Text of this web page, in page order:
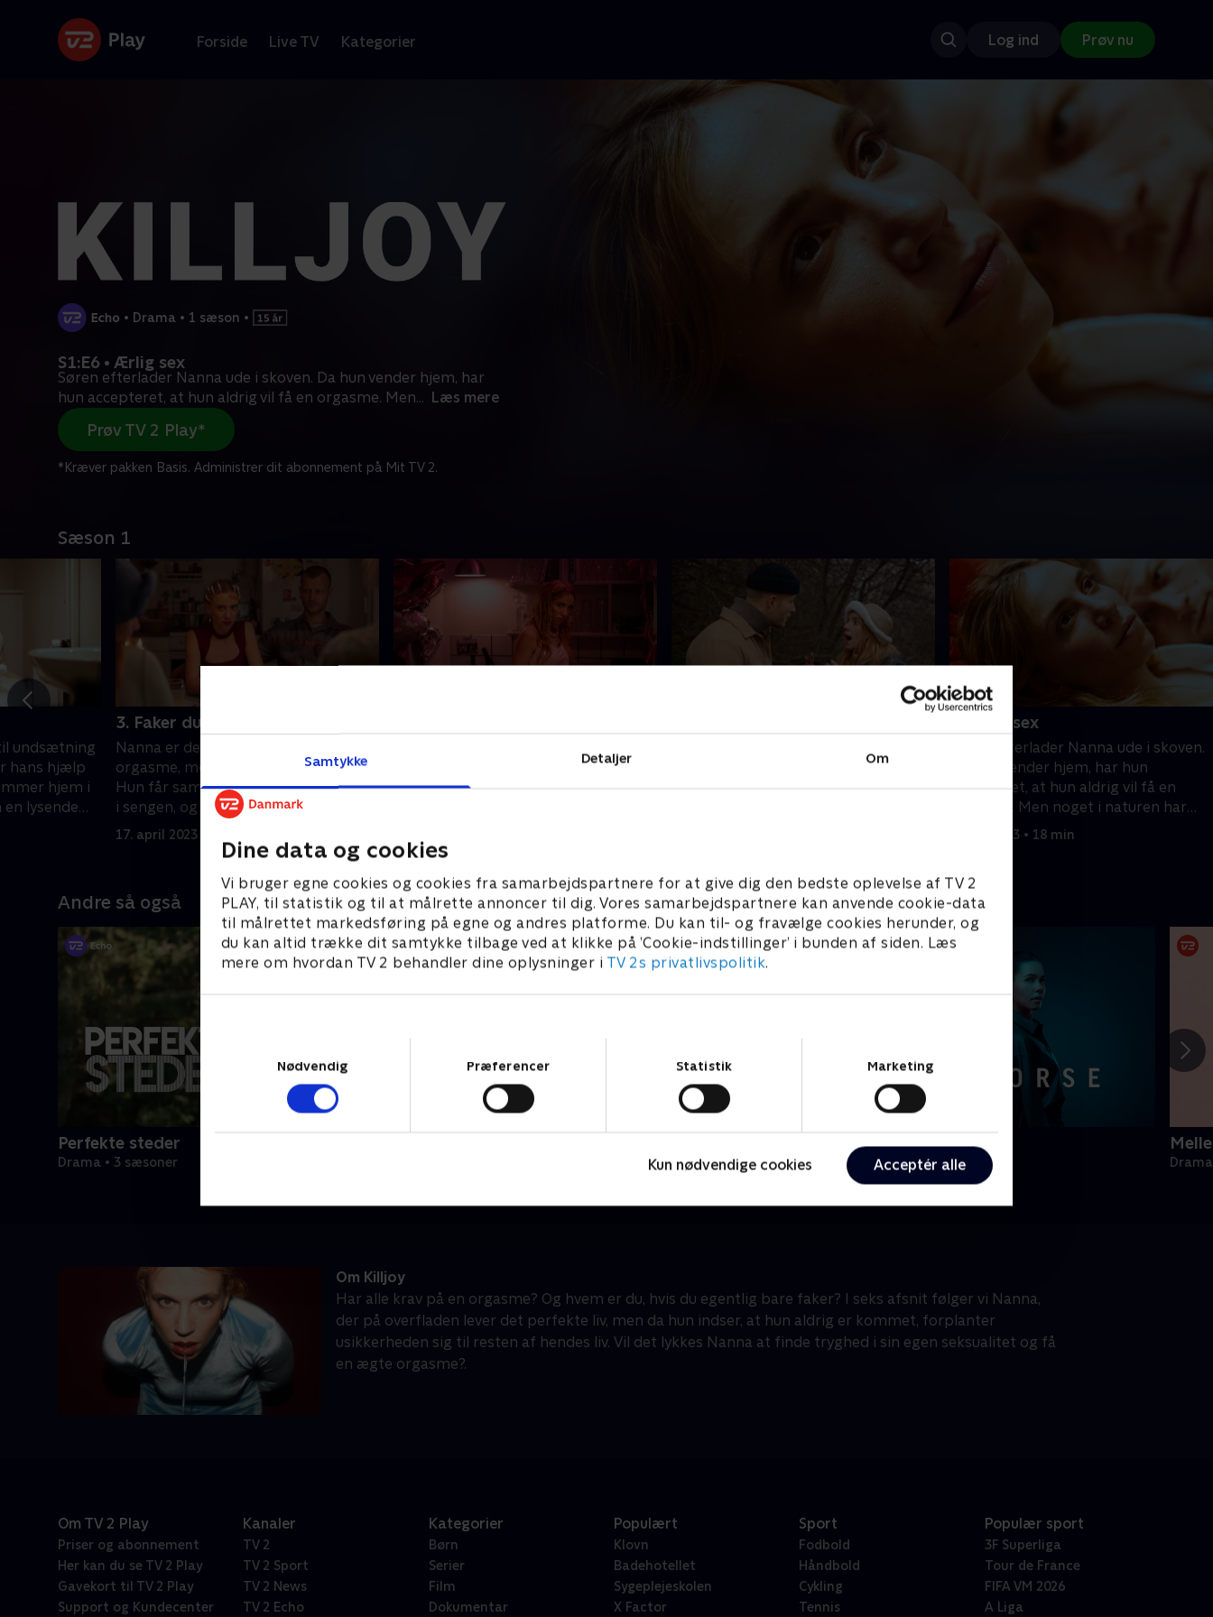
Samtykke Detaljer Om
Dine data og cookies
Vi bruger egne cookies og cookies fra samarbejdspartnere for at give dig den bedste oplevelse af TV 2
PLAY, til statistik og til at målrette annoncer til dig. Vores samarbejdspartnere kan anvende cookie-data
til målrettet markedsføring på egne og andres platforme. Du kan til- og fravælge cookies herunder, og
du kan altid trække dit samtykke tilbage ved at klikke på ’Cookie-indstillinger’ i bunden af siden. Læs
mere om hvordan TV 2 behandler dine oplysninger i TV 2s privatlivspolitik.
Nødvendig
Præferencer Statistik Marketing
Kun nødvendige cookies Acceptér alle
Forside Live TV Kategorier Log ind Prøv nu
• Drama • 1 sæson •
S1:E6 • Ærlig sex
Søren efterlader Nanna ude i skoven. Da hun vender hjem, har
hun accepteret, at hun aldrig vil få en orgasme. Men... Læs mere
Prøv TV 2 Play*
*Kræver pakken Basis. Administrer dit abonnement på Mit TV 2.
Sæson 1
undsætning
hans hjælp
hjem i
lysende
3. Faker du hver gang?
Nanna er desperat efter at opleve en
orgasme, men hvor langt tør hun gå?
Hun får samtidig sværere ved at fake
i sengen, og Søren begynder at fatte
mistanke
17. april 2023 • 18 min
være fest. Men hun er nedtrykt og har
svært ved at tage sin plads til festen. I
at puste nyt liv i forholdet, men en
6. Ærlig sex
Søren efterlader Nanna ude i skoven.
Da hun vender hjem, har hun
accepteret, at hun aldrig vil få en
orgasme. Men noget i naturen har
tændt en urkraft i hende
1. maj 2023 • 18 min
Andre så også
Perfekte steder
Drama • 3 sæsoner
Dark Horse
Drama • 1 sæsoner
Om Killjoy
Har alle krav på en orgasme? Og hvem er du, hvis du egentlig bare faker? I seks afsnit følger vi Nanna,
der på overfladen lever det perfekte liv, men da hun indser, at hun aldrig er kommet, forplanter
usikkerheden sig til resten af hendes liv. Vil det lykkes Nanna at finde tryghed i sin egen seksualitet og få
en ægte orgasme?.
Om TV 2 Play
Priser og abonnement
Her kan du se TV 2 Play
Gavekort til TV 2 Play
Support og Kundecenter
Kanaler
TV 2
TV 2 Sport
TV 2 News
TV 2 Echo
Kategorier
Børn
Serier
Film
Dokumentar
Populært
Klovn
Badehotellet
Sygeplejeskolen
X Factor
Sport
Fodbold
Håndbold
Cykling
Tennis
Populær sport
3F Superliga
Tour de France
FIFA VM 2026
A Liga